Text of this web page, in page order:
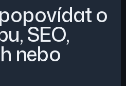
o
SEO,
nebo